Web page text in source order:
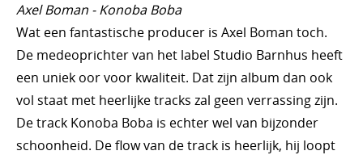
Axel Boman - Konoba Boba
Wat een fantastische producer is Axel Boman toch.
De medeoprichter van het label Studio Barnhus heeft
een uniek oor voor kwaliteit. Dat zijn album dan ook
vol staat met heerlijke tracks zal geen verrassing zijn.
De track Konoba Boba is echter wel van bijzonder
schoonheid. De flow van de track is heerlijk, hij loopt